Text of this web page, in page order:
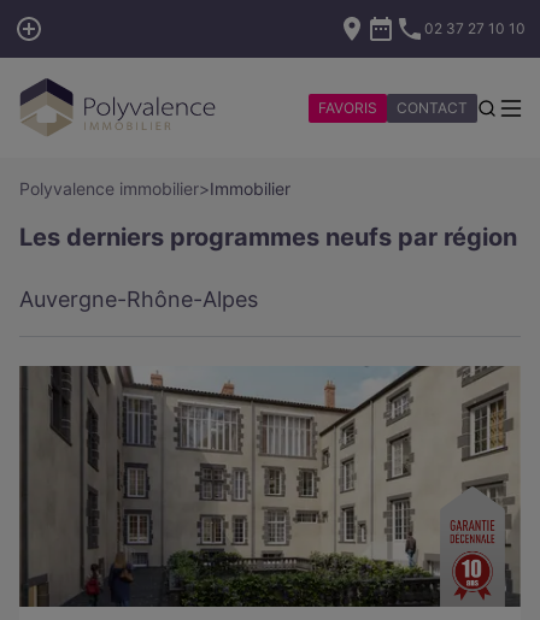
02 37 27 10 10
FAVORIS CONTACT
Polyvalence immobilier>Immobilier
Les derniers programmes neufs par région
Auvergne-Rhône-Alpes